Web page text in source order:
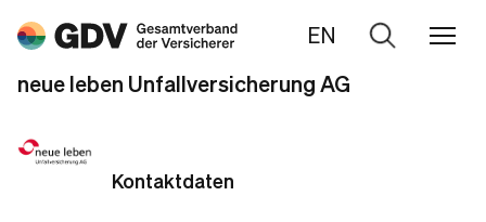
EN
Zur
neue leben Unfallversicherung AG
Kontaktdaten